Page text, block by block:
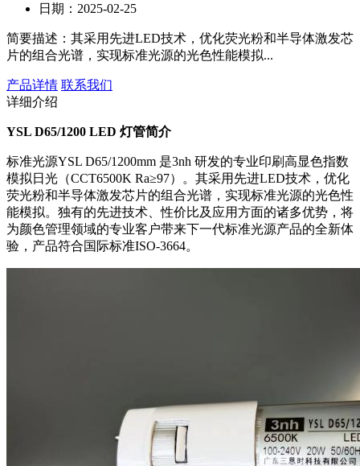
日期：2025-02-25
简要描述： 其采用先进LED技术，优化荧光粉和半导体激发芯
片的组合光谱，实现标准光源的光色性能模拟...
产品详情 联系我们
详细介绍
YSL D65/1200 LED 灯管简介
标准光源YSL D65/1200mm 是3nh 研发的专业印刷高显色指数
模拟日光（CCT6500K Ra≥97）。其采用先进LED技术，优化
荧光粉和半导体激发芯片的组合光谱，实现标准光源的光色性
能模拟。独有的先进技术、性价比及应用方面的诸多优势，将
为颜色管理领域的专业客户带来下一代标准光源产品的全新体
验，产品符合国际标准ISO-3664。